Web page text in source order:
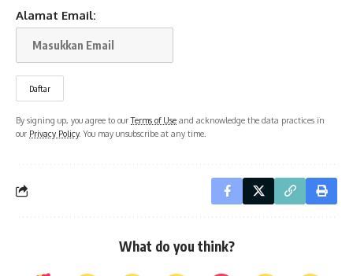
Alamat Email:
By signing up, you agree to ourTerms of Use and acknowledge the data practices in
our Privacy Policy. You may unsubscribe at any time.
What do you think?